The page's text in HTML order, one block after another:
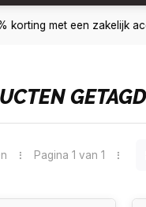
met een zakelijk
Pagina 1 van 1